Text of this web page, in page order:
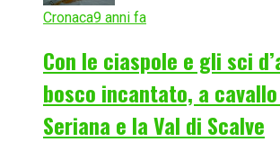
Cronaca9 anni fa
Con le ciaspole e gli sci
bosco incantato, a
Seriana e la Val di Scalve